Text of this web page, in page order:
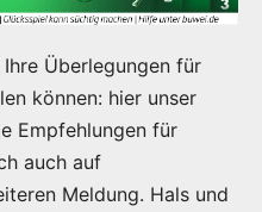
Überlegungen für
können: hier unser
Empfehlungen für
auch auf
Meldung. Hals und